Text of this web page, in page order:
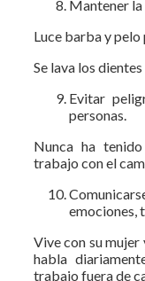
Mantener la
Luce barba y
Se lava los
Evitar
personas.
Nunca ha
trabajo con el
emociones,
Vive con su mujer
habla
trabajo fuera de